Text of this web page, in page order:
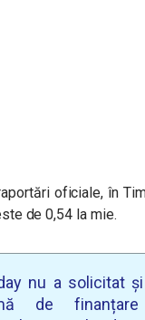
oficiale, în
de 0,54 la mie.
nu a solicitat
de